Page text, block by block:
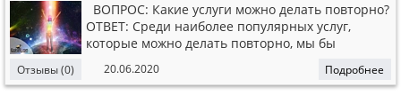
ВОПРОС: Какие услуги можно делать повторно?
ОТВЕТ: Среди наиболее популярных услуг,
которые можно делать повторно, мы бы
человека. https://ezohata.com/catalog/details/
в результате взаимодействия с другими людьми
Отзывы (0) 20.06.2020 Подробнее